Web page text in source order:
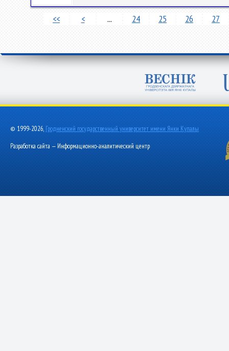
<< < ... 24 25 26 27
© 1999-2026, Гродненский государственный университет имени Янки Купалы
Разработка сайта — Информационно-аналитический центр